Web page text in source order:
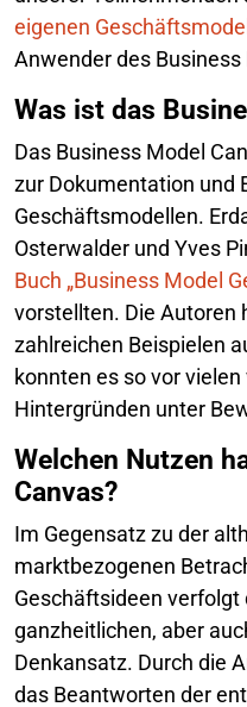
eigenen Geschäftsmodell
Anwender des
Was ist das
Das Business Model
zur Dokumentation und
Geschäftsmodellen.
Osterwalder und Yves
Buch „Business Model
vorstellten. Die Autoren
zahlreichen Beispielen
konnten es so vor
Hintergründen unter
Welchen Nutzen
Canvas?
Im Gegensatz zu der
marktbezogenen
Geschäftsideen verfolgt
ganzheitlichen, aber
Denkansatz. Durch die
das Beantworten der